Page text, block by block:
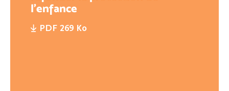
l'enfance
PDF 269 Ko